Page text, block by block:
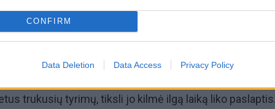
CONFIRM
Data Deletion Data Access Privacy Policy
Taro kortų horoskopas rugpjūčio 7 dienai: Vandeniams
pasirinkimas, Dvyniams – pagreitis
trukusių tyrimų, tiksli jo kilmė ilgą laiką liko paslaptis.